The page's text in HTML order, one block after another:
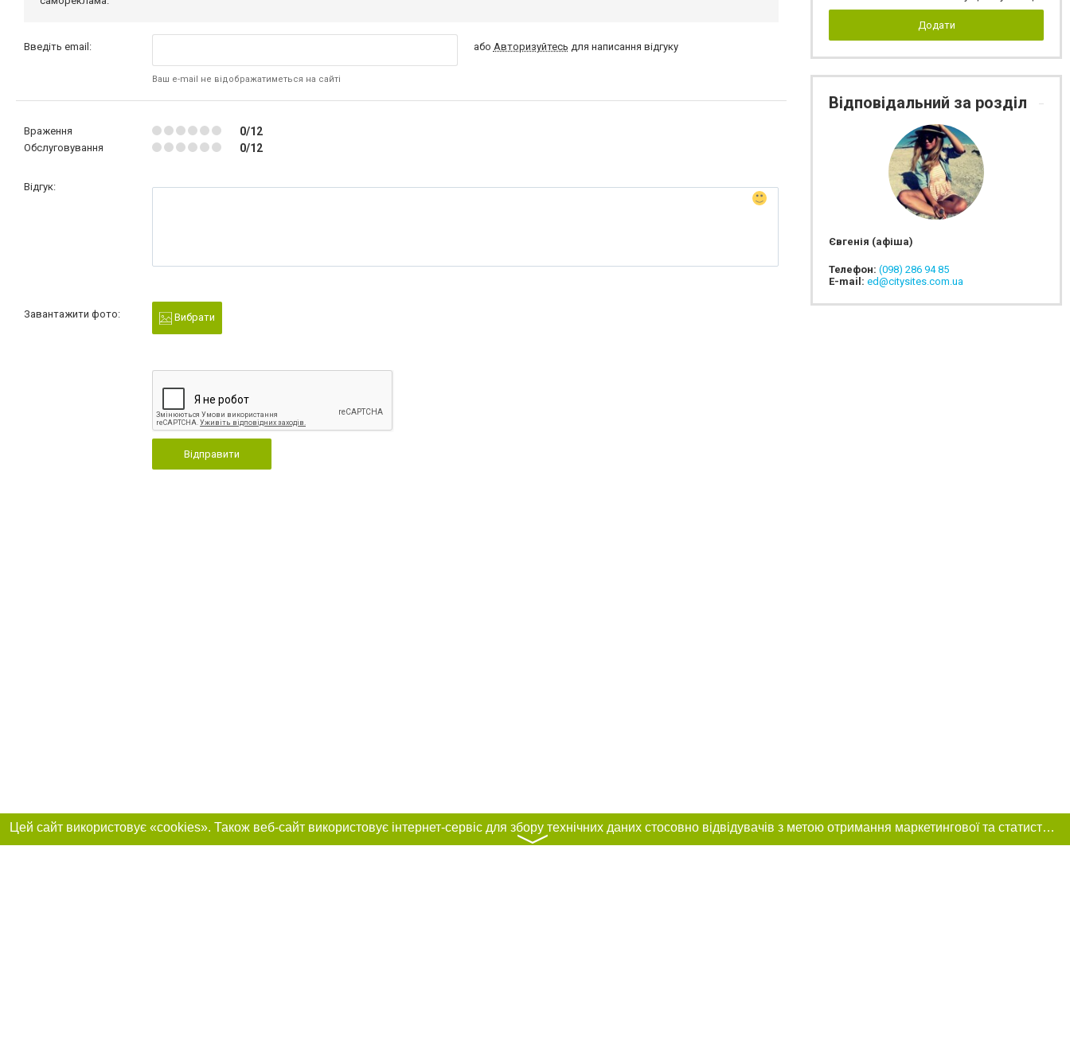
Введіть email:
Ваш e-mail не відображатиметься на сайті
або Авторизуйтесь для написання відгуку
Враження 0/12
Обслуговування 0/12
Відгук:
Завантажити фото: Вибрати
Відправити
Додати
Відповідальний за розділ
Євгенія (афіша)
Телефон: (098) 286 94 85
E-mail: ed@citysites.com.ua
Цей сайт використовує «cookies». Також веб-сайт використовує інтернет-сервіс для збору технічних даних стосовно відвідувачів з метою отримання маркетингової та статистичної інформації. Умови обробки даних відвідувачів сайту див.
〉